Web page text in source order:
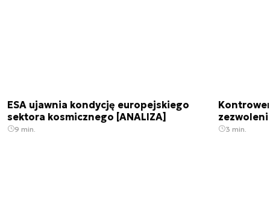
ESA ujawnia kondycję europejskiego
sektora kosmicznego [ANALIZA]
9 min. 3 min.